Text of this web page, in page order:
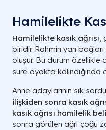
Hamilelikte
Hamilelikte kasık ağrısı,
biridir. Rahmin yan
oluşur. Bu durum özellikle
süre ayakta kalındığında
Anne adaylarının sık
ilişkiden sonra kasık
kasık ağrısı hamilelik
sonra görülen ağrı çoğu